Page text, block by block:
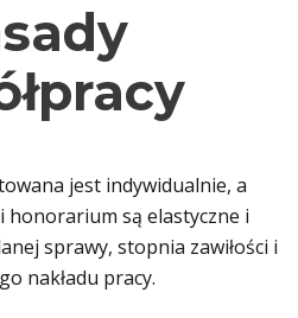
jest indywidualnie, a
są elastyczne i
sprawy, stopnia zawiłości i
nakładu pracy.